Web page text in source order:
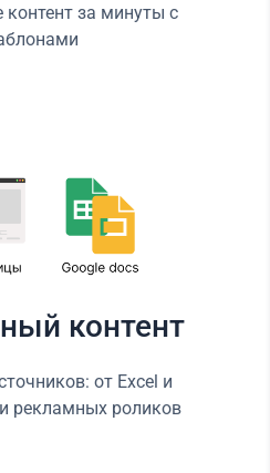
контент за минуты с
контент
от Excel и
рекламных роликов